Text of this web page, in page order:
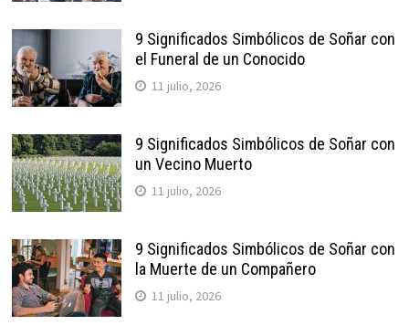
9 Significados Simbólicos de Soñar con
el Funeral de un Conocido
11 julio, 2026
9 Significados Simbólicos de Soñar con
un Vecino Muerto
11 julio, 2026
9 Significados Simbólicos de Soñar con
la Muerte de un Compañero
11 julio, 2026